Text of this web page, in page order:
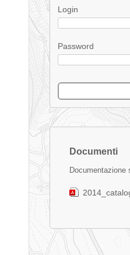
Login
Password
Documenti
Documentazione